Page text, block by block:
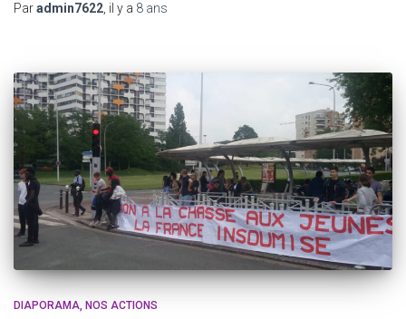
Paradmin7622, il y a 8 ans
DIAPORAMA NOS ACTIONS